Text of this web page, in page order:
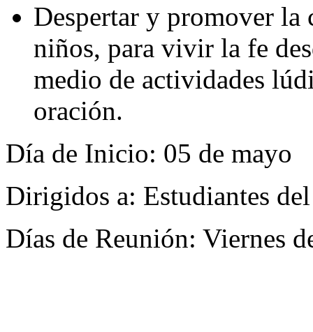
Despertar y promover la
niños, para vivir la fe
medio de actividades
oración.
Día de Inicio: 05 de mayo
Dirigidos a: Estudiantes
Días de Reunión: Viernes